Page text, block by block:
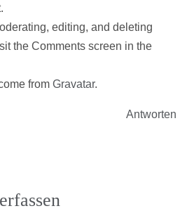
editing, and deleting
the Comments screen in the
from Gravatar.
Antworten